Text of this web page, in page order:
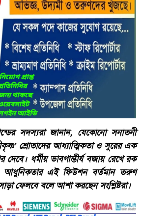
সদস্যরা জানান, যেকোনো সনাতনী
শ্রোতাদের আধ্যাত্মিকতা ও সুরের এক
ধর্মীয় ভাবগাম্ভীর্য বজায় রেখে রক
আধুনিকতার এই ফিউশন বর্তমান তরুণ
ফেলবে বলে আশা করছেন সংশ্লিষ্টরা।